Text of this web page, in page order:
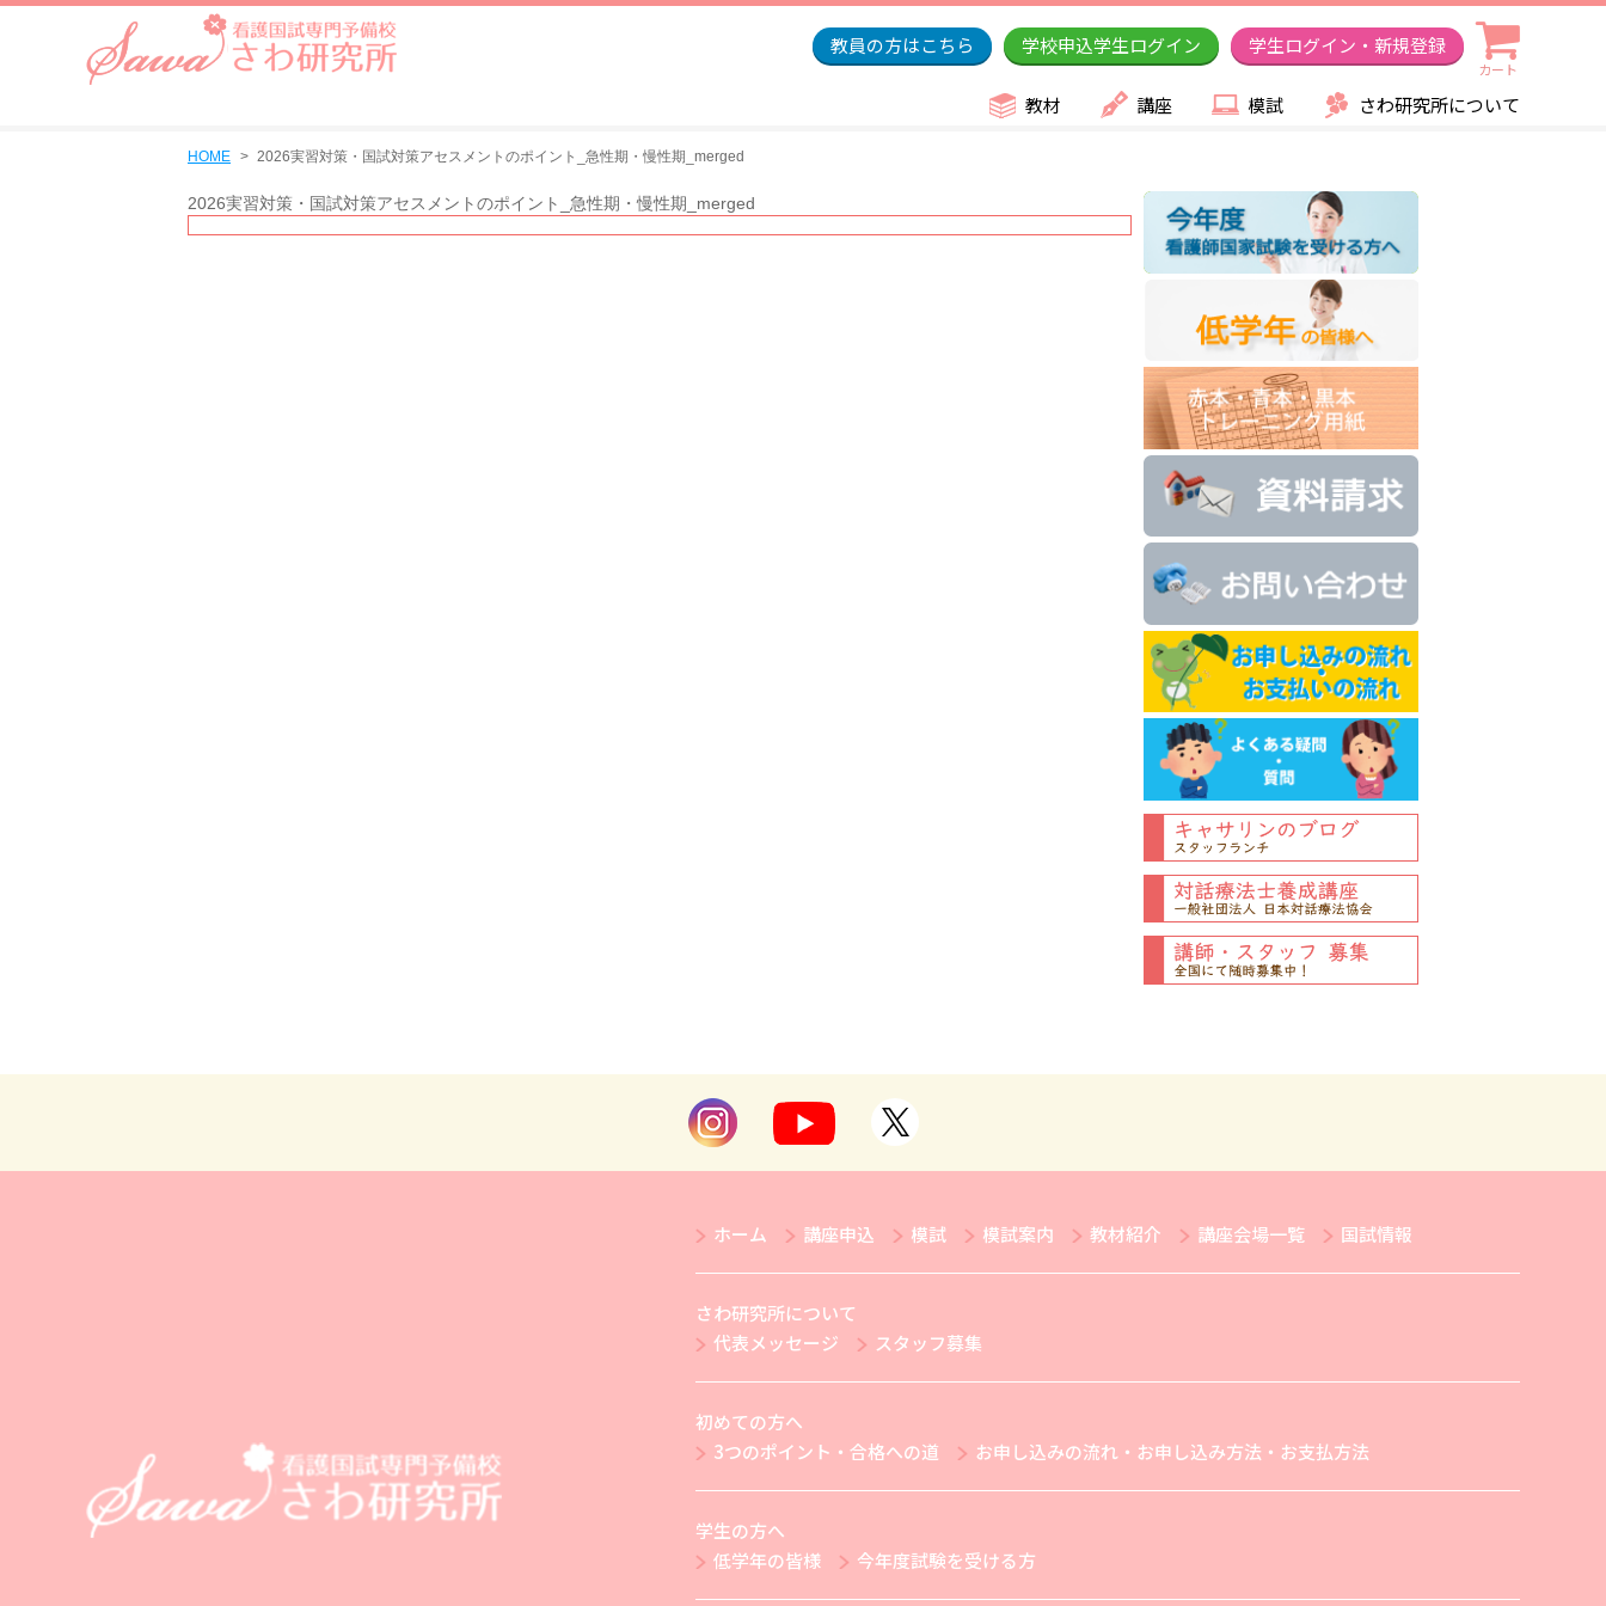
教員の方はこちら 学校申込学生ログイン 学生ログイン・新規登録
カート
教材 講座 模試 さわ研究所について
HOME 2026実習対策・国試対策アセスメントのポイント_急性期・慢性期_merged
2026実習対策・国試対策アセスメントのポイント_急性期・慢性期_merged
ホーム 講座申込 模試 模試案内 教材紹介 講座会場一覧 国試情報
さわ研究所について
代表メッセージ
スタッフ募集
初めての方へ
3つのポイント・合格への道
お申し込みの流れ・お申し込み方法・お支払方法
学生の方へ
低学年の皆様
今年度試験を受ける方